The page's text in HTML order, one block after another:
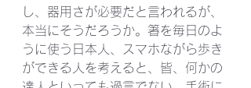
し、器用さが必要だと言われるが、
本当にそうだろうか。箸を毎日のよ
うに使う日本人、スマホながら歩き
ができる人を考えると、皆、何かの